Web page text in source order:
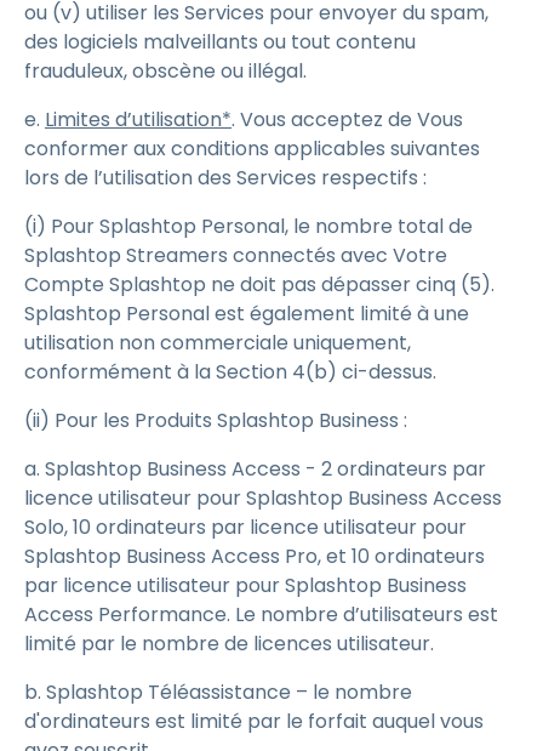
ou (v) utiliser les Services pour envoyer du spam,
des logiciels malveillants ou tout contenu
frauduleux, obscène ou illégal.
e. Limites d’utilisation*. Vous acceptez de Vous
conformer aux conditions applicables suivantes
lors de l’utilisation des Services respectifs :
(i) Pour Splashtop Personal, le nombre total de
Splashtop Streamers connectés avec Votre
Compte Splashtop ne doit pas dépasser cinq (5).
Splashtop Personal est également limité à une
utilisation non commerciale uniquement,
conformément à la Section 4(b) ci-dessus.
(ii) Pour les Produits Splashtop Business :
a. Splashtop Business Access - 2 ordinateurs par
licence utilisateur pour Splashtop Business Access
Solo, 10 ordinateurs par licence utilisateur pour
Splashtop Business Access Pro, et 10 ordinateurs
par licence utilisateur pour Splashtop Business
Access Performance. Le nombre d’utilisateurs est
limité par le nombre de licences utilisateur.
b. Splashtop Téléassistance – le nombre
d'ordinateurs est limité par le forfait auquel vous